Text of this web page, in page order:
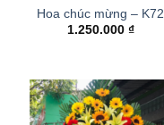
Hoa chúc mừng – K72
1.250.000 ₫